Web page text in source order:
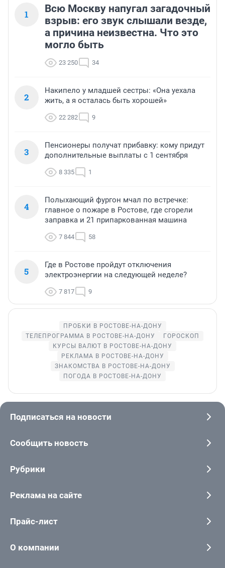
1
Всю Москву напугал загадочный
взрыв: его звук слышали везде,
а причина неизвестна. Что это
могло быть
23 250 34
2
Накипело у младшей сестры: «Она уехала
жить, а я осталась быть хорошей»
22 282 9
3
Пенсионеры получат прибавку: кому придут
дополнительные выплаты с 1 сентября
8 335 1
4
Полыхающий фургон мчал по встречке:
главное о пожаре в Ростове, где сгорели
заправка и 21 припаркованная машина
7 844 58
5
Где в Ростове пройдут отключения
электроэнергии на следующей неделе?
7 817 9
ПРОБКИ В РОСТОВЕ-НА-ДОНУ
ТЕЛЕПРОГРАММА В РОСТОВЕ-НА-ДОНУ
ГОРОСКОП
КУРСЫ ВАЛЮТ В РОСТОВЕ-НА-ДОНУ
РЕКЛАМА В РОСТОВЕ-НА-ДОНУ
ЗНАКОМСТВА В РОСТОВЕ-НА-ДОНУ
ПОГОДА В РОСТОВЕ-НА-ДОНУ
Подписаться на новости
Сообщить новость
Рубрики
Реклама на сайте
Прайс-лист
О компании